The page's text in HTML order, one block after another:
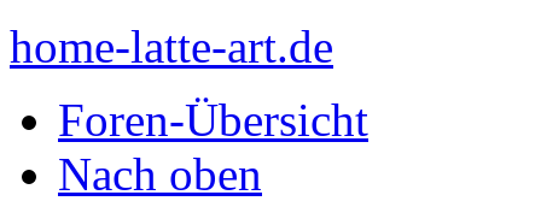
home-latte-art.de
Foren-Übersicht
Nach oben